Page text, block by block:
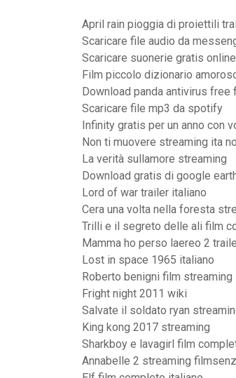
April rain pioggia di proiettili
Scaricare file audio da
Scaricare suonerie gratis online
Film piccolo dizionario
Download panda antivirus
Scaricare file mp3 da spotify
Infinity gratis per un anno con
Non ti muovere streaming ita
La verità sullamore streaming
Download gratis di google
Lord of war trailer italiano
Cera una volta nella foresta
Trilli e il segreto delle ali film
Mamma ho perso laereo 2
Lost in space 1965 italiano
Roberto benigni film streaming
Fright night 2011 wiki
Salvate il soldato ryan
King kong 2017 streaming
Sharkboy e lavagirl film
Annabelle 2 streaming